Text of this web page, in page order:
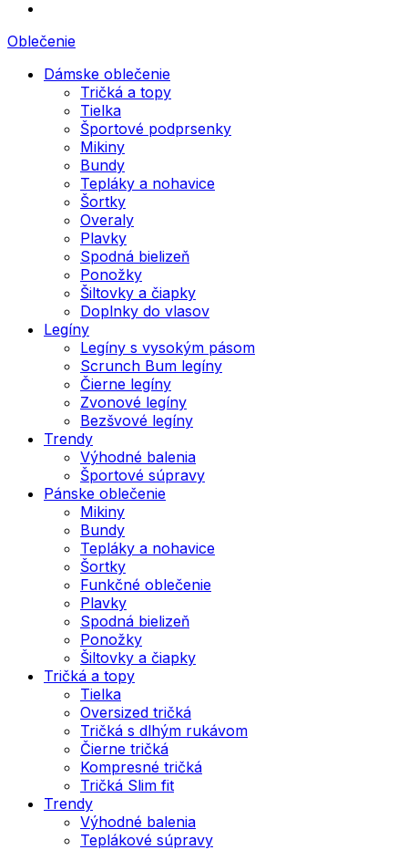
Oblečenie
Dámske oblečenie
Tričká a topy
Tielka
Športové podprsenky
Mikiny
Bundy
Tepláky a nohavice
Šortky
Overaly
Plavky
Spodná bielizeň
Ponožky
Šiltovky a čiapky
Doplnky do vlasov
Legíny
Legíny s vysokým pásom
Scrunch Bum legíny
Čierne legíny
Zvonové legíny
Bezšvové legíny
Trendy
Výhodné balenia
Športové súpravy
Pánske oblečenie
Mikiny
Bundy
Tepláky a nohavice
Šortky
Funkčné oblečenie
Plavky
Spodná bielizeň
Ponožky
Šiltovky a čiapky
Tričká a topy
Tielka
Oversized tričká
Tričká s dlhým rukávom
Čierne tričká
Kompresné tričká
Tričká Slim fit
Trendy
Výhodné balenia
Teplákové súpravy